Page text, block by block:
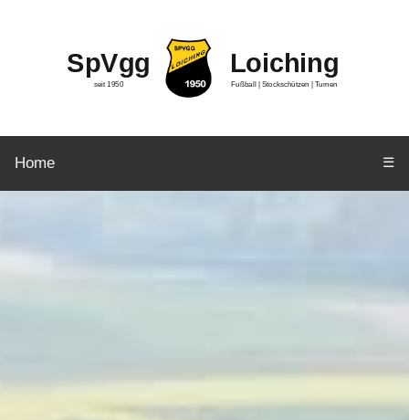
SpVgg
seit 1950
Loiching
Fußball | Stockschützen | Turnen
Home ☰